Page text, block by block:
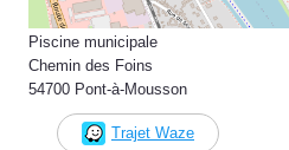
Piscine municipale
Chemin des Foins
54700 Pont-à-Mousson
Trajet Waze